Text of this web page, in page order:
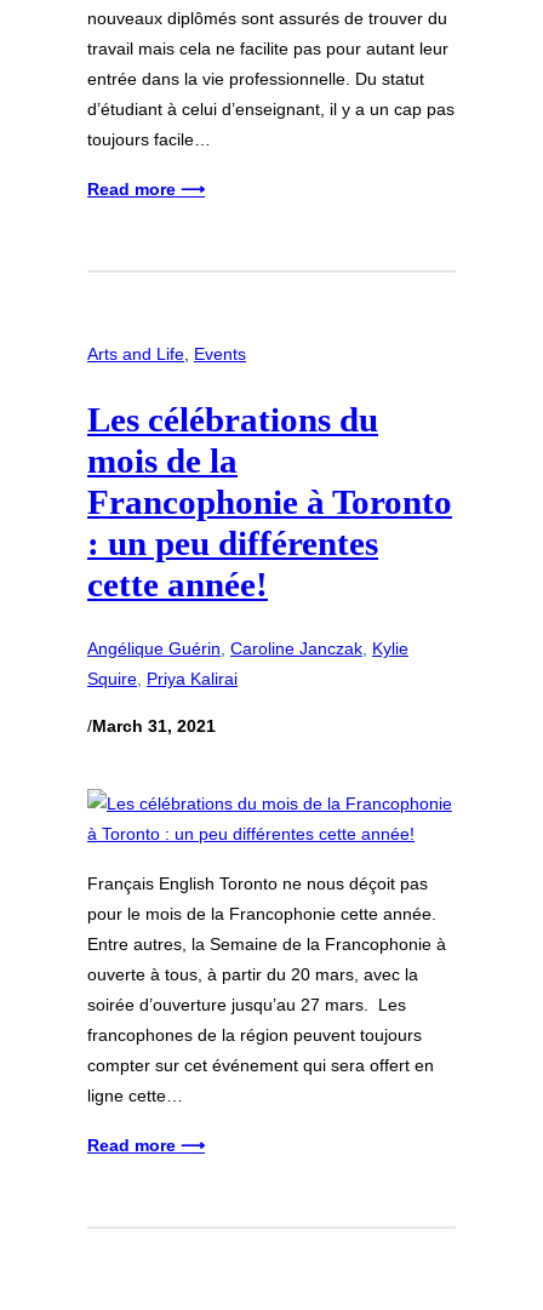
nouveaux diplômés sont assurés de trouver du
travail mais cela ne facilite pas pour autant leur
entrée dans la vie professionnelle. Du statut
d’étudiant à celui d’enseignant, il y a un cap pas
toujours facile…
Read more ⟶
Arts and Life Events
Les célébrations du
mois de la
Francophonie à Toronto
: un peu différentes
cette année!
Angélique Guérin Caroline Janczak Kylie
Squire Priya Kalirai
/March 31, 2021
Français English Toronto ne nous déçoit pas
pour le mois de la Francophonie cette année.
Entre autres, la Semaine de la Francophonie à
ouverte à tous, à partir du 20 mars, avec la
soirée d’ouverture jusqu’au 27 mars. Les
francophones de la région peuvent toujours
compter sur cet événement qui sera offert en
ligne cette…
Read more ⟶